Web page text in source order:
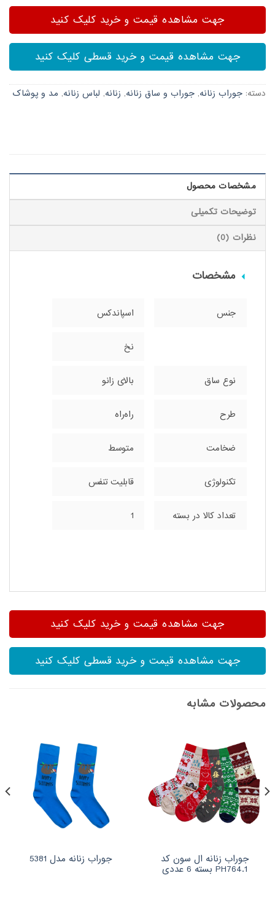
جهت مشاهده قیمت و خرید کلیک کنید
جهت مشاهده قیمت و خرید قسطی کلیک کنید
دسته: جوراب زنانه, جوراب و ساق زنانه, زنانه, لباس زنانه, مد و پوشاک
مشخصات محصول
توضیحات تکمیلی
نظرات (0)
مشخصات
جنس اسپاندکس
نخ
نوع ساق بالای زانو
طرح راه‌راه
ضخامت متوسط
تکنولوژی قابلیت تنفس
تعداد کالا در بسته 1
جهت مشاهده قیمت و خرید کلیک کنید
جهت مشاهده قیمت و خرید قسطی کلیک کنید
محصولات مشابه
جوراب زنانه ال سون کد
PH764.1 بسته 6 عددی
جوراب زنانه مدل 5381